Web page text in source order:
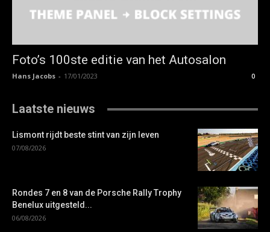
Foto’s 100ste editie van het Autosalon
Hans Jacobs - 17/01/2023 0
Laatste nieuws
Lismont rijdt beste stint van zijn leven
07/08/2026
Rondes 7 en 8 van de Porsche Rally Trophy
Benelux uitgesteld...
06/08/2026